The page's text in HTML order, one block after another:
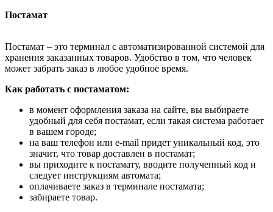
Постамат
Постамат – это терминал с автоматизированной системой для
хранения заказанных товаров. Удобство в том, что человек
может забрать заказ в любое удобное время.
Как работать с постаматом:
в момент оформления заказа на сайте, вы выбираете
удобный для себя постамат, если такая система работает
в вашем городе;
на ваш телефон или e-mail придет уникальный код, это
значит, что товар доставлен в постамат;
вы приходите к постамату, вводите полученный код и
следует инструкциям автомата;
оплачиваете заказ в терминале постамата;
забираете товар.